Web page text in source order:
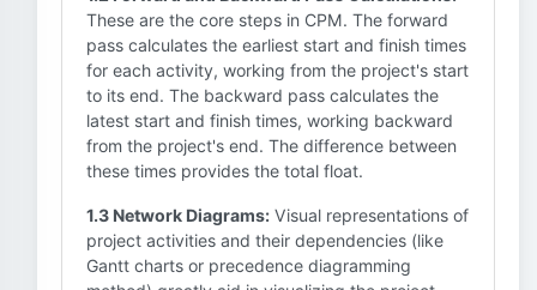
These are the core steps in CPM. The forward
pass calculates the earliest start and finish times
for each activity, working from the project's start
to its end. The backward pass calculates the
latest start and finish times, working backward
from the project's end. The difference between
these times provides the total float.
1.3 Network Diagrams: Visual representations of
project activities and their dependencies (like
Gantt charts or precedence diagramming